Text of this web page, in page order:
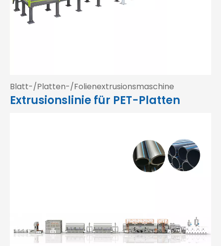
Blatt-/Platten-/Folienextrusionsmaschine
Extrusionslinie für PET-Platten